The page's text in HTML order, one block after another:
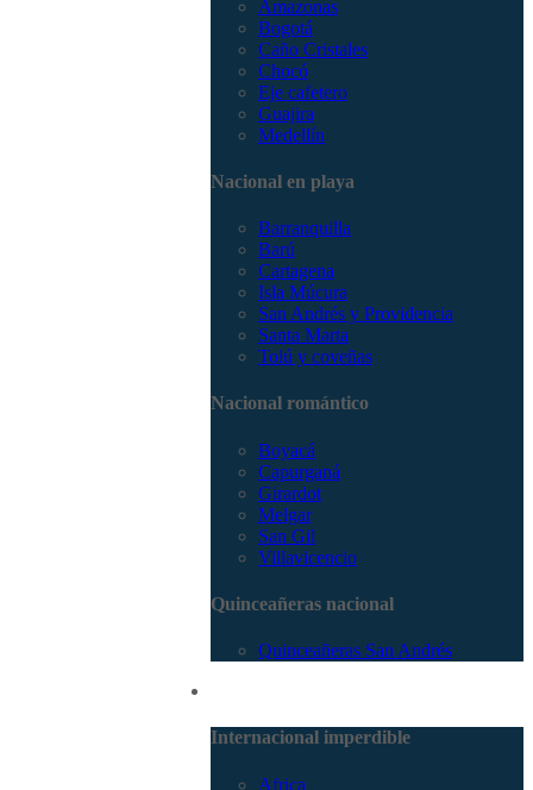
Amazonas
Bogotá
Caño Cristales
Chocó
Eje cafetero
Guajira
Medellín
Nacional en playa
Barranquilla
Barú
Cartagena
Isla Múcura
San Andrés y Providencia
Santa Marta
Tolú y coveñas
Nacional romántico
Boyacá
Capurganá
Girardot
Melgar
San Gil
Villavicencio
Quinceañeras nacional
Quinceañeras San Andrés
Internacional imperdible
Africa